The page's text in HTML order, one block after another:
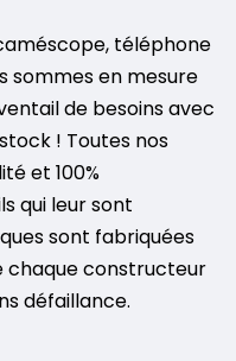
téléphone
sommes en mesure
de besoins avec
! Toutes nos
et 100%
qui leur sont
sont fabriquées
chaque constructeur
défaillance.